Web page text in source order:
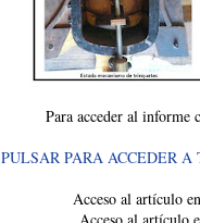
Para acceder al informe
PULSAR PARA ACCEDER
Acceso al artículo